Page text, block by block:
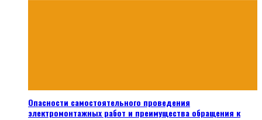
Опасности самостоятельного проведения
электромонтажных работ и преимущества обращения к